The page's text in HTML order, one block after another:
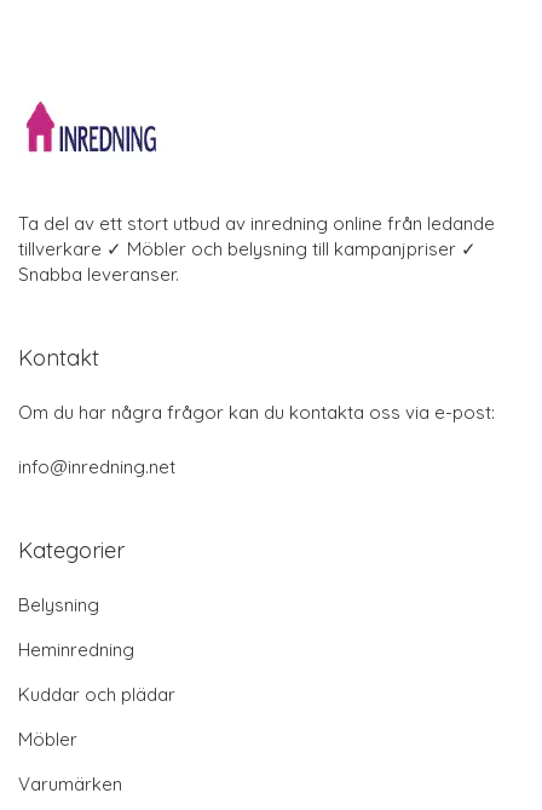
Ta del av ett stort utbud av inredning online från ledande
tillverkare ✓ Möbler och belysning till kampanjpriser ✓
Snabba leveranser.
Kontakt
Om du har några frågor kan du kontakta oss via e-post:
info@inredning.net
Kategorier
Belysning
Heminredning
Kuddar och plädar
Möbler
Varumärken